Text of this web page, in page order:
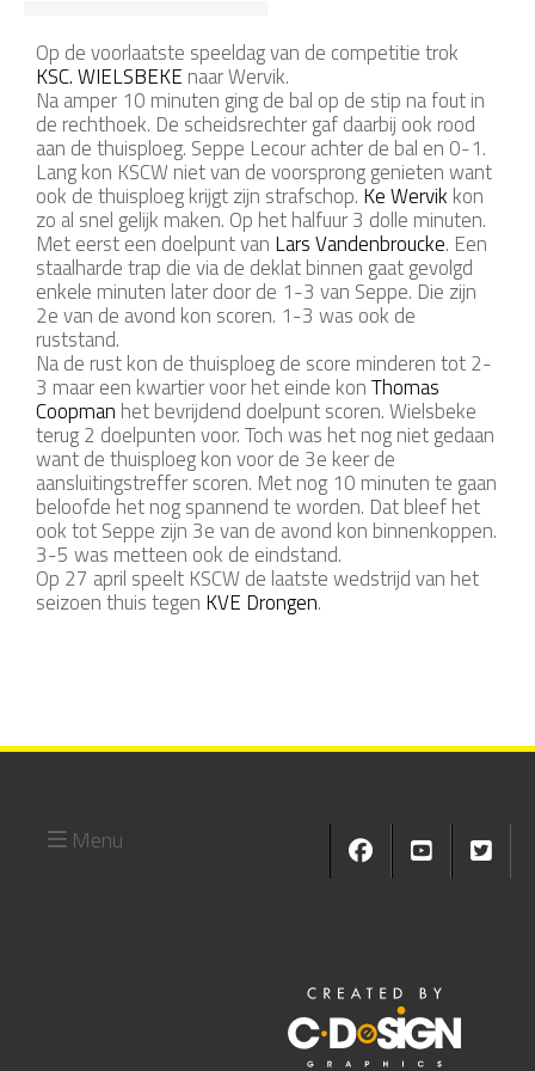
Op de voorlaatste speeldag van de competitie trok
KSC. WIELSBEKE naar Wervik.
Na amper 10 minuten ging de bal op de stip na fout in
de rechthoek. De scheidsrechter gaf daarbij ook rood
aan de thuisploeg. Seppe Lecour achter de bal en 0-1.
Lang kon KSCW niet van de voorsprong genieten want
ook de thuisploeg krijgt zijn strafschop. Ke Wervik kon
zo al snel gelijk maken. Op het halfuur 3 dolle minuten.
Met eerst een doelpunt van Lars Vandenbroucke. Een
staalharde trap die via de deklat binnen gaat gevolgd
enkele minuten later door de 1-3 van Seppe. Die zijn
2e van de avond kon scoren. 1-3 was ook de
ruststand.
Na de rust kon de thuisploeg de score minderen tot 2-
3 maar een kwartier voor het einde konThomas
Coopman het bevrijdend doelpunt scoren. Wielsbeke
terug 2 doelpunten voor. Toch was het nog niet gedaan
want de thuisploeg kon voor de 3e keer de
aansluitingstreffer scoren. Met nog 10 minuten te gaan
beloofde het nog spannend te worden. Dat bleef het
ook tot Seppe zijn 3e van de avond kon binnenkoppen.
3-5 was metteen ook de eindstand.
Op 27 april speelt KSCW de laatste wedstrijd van het
seizoen thuis tegen KVE Drongen.
Menu